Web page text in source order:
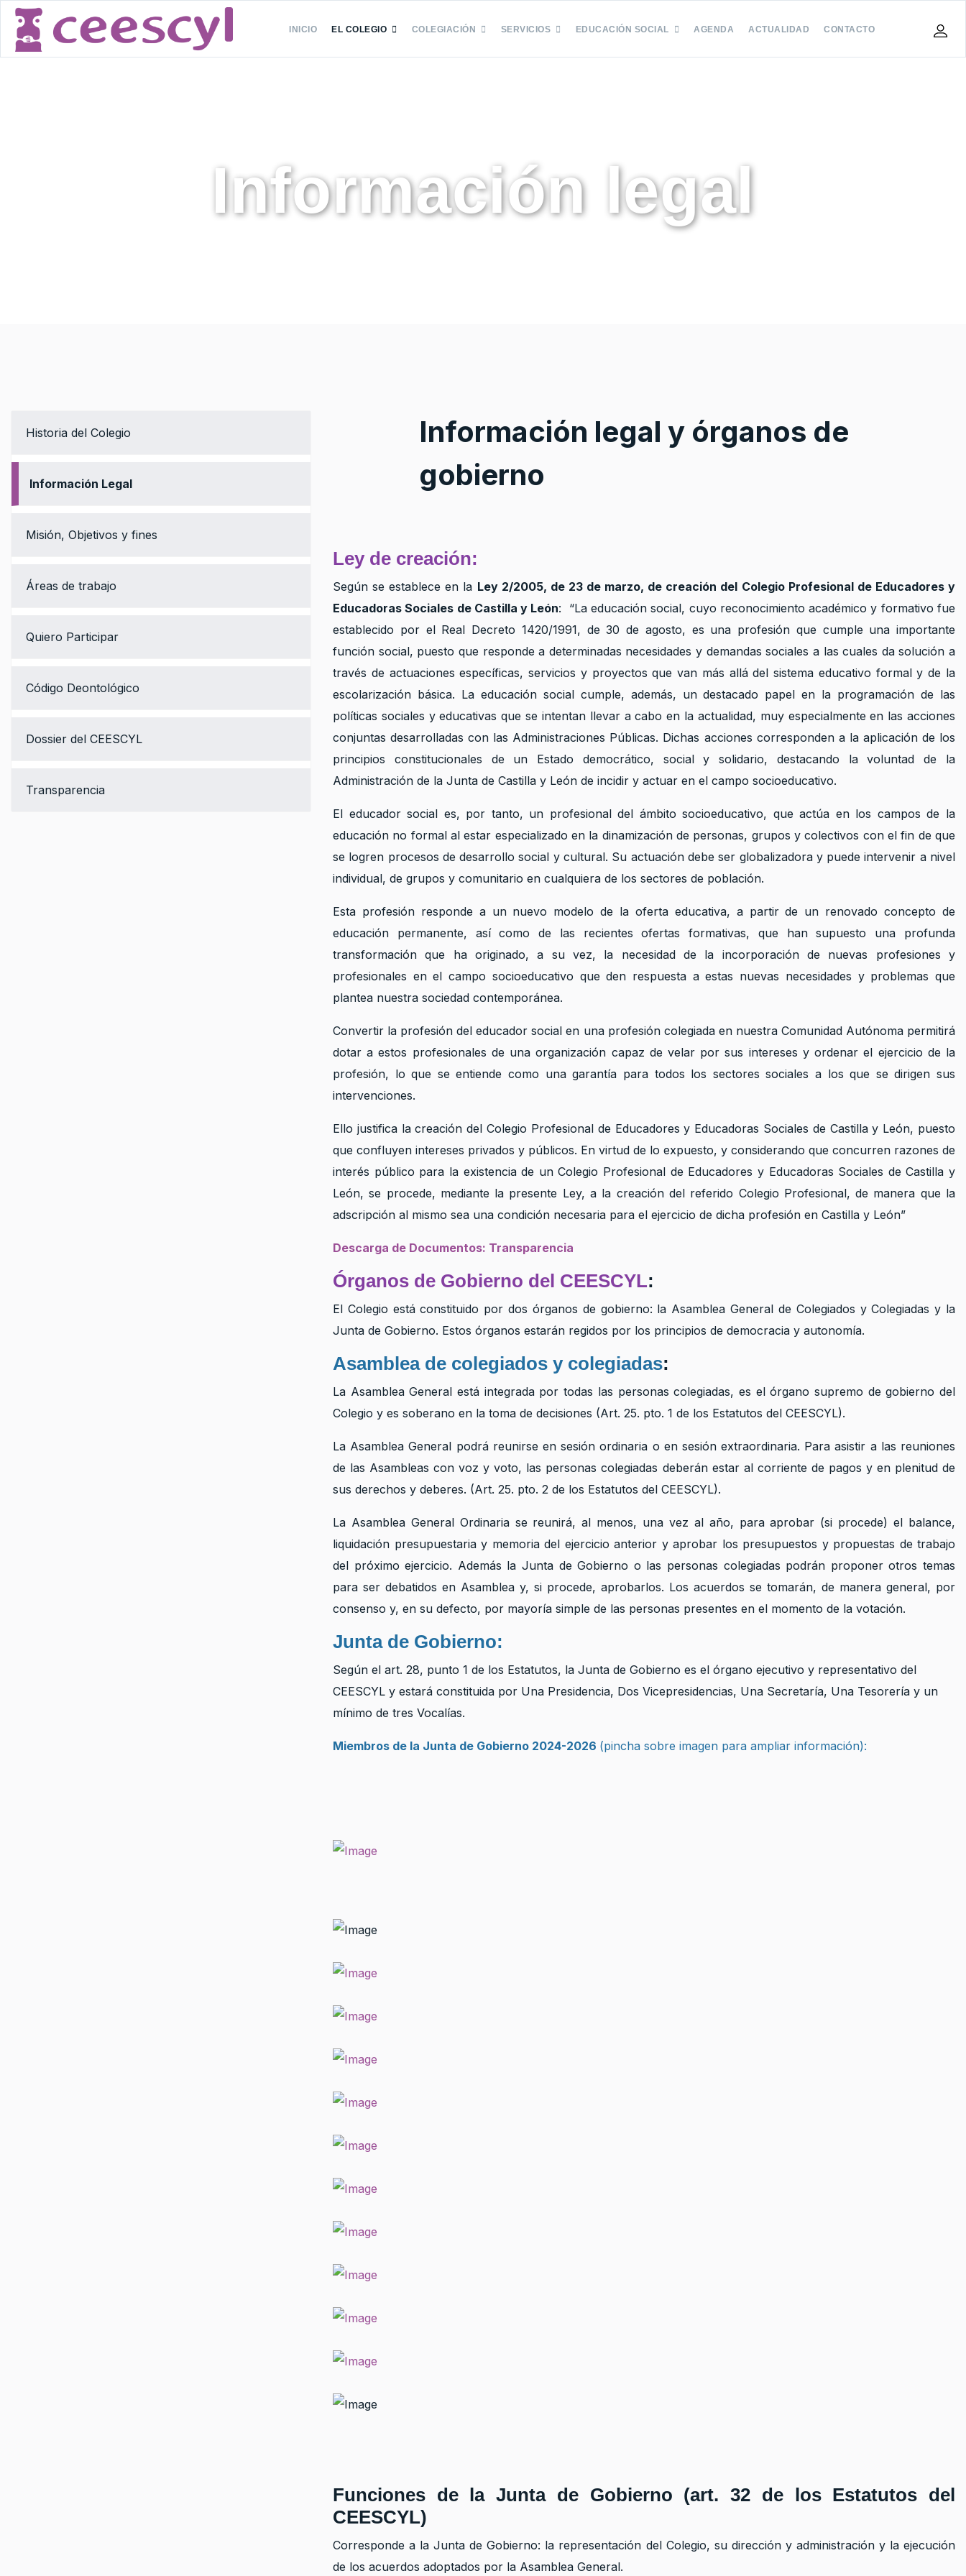
INICIO EL COLEGIO COLEGIACIÓN SERVICIOS EDUCACIÓN SOCIAL AGENDA ACTUALIDAD CONTACTO
Información legal
Historia del Colegio
Información Legal
Misión, Objetivos y fines
Áreas de trabajo
Quiero Participar
Código Deontológico
Dossier del CEESCYL
Transparencia
Información legal y órganos de
gobierno
Ley de creación:
Según se establece en la Ley 2/2005, de 23 de marzo, de creación del Colegio Profesional de Educadores y
Educadoras Sociales de Castilla y León: “La educación social, cuyo reconocimiento académico y formativo fue
establecido por el Real Decreto 1420/1991, de 30 de agosto, es una profesión que cumple una importante
función social, puesto que responde a determinadas necesidades y demandas sociales a las cuales da solución a
través de actuaciones específicas, servicios y proyectos que van más allá del sistema educativo formal y de la
escolarización básica. La educación social cumple, además, un destacado papel en la programación de las
políticas sociales y educativas que se intentan llevar a cabo en la actualidad, muy especialmente en las acciones
conjuntas desarrolladas con las Administraciones Públicas. Dichas acciones corresponden a la aplicación de los
principios constitucionales de un Estado democrático, social y solidario, destacando la voluntad de la
Administración de la Junta de Castilla y León de incidir y actuar en el campo socioeducativo.
El educador social es, por tanto, un profesional del ámbito socioeducativo, que actúa en los campos de la
educación no formal al estar especializado en la dinamización de personas, grupos y colectivos con el fin de que
se logren procesos de desarrollo social y cultural. Su actuación debe ser globalizadora y puede intervenir a nivel
individual, de grupos y comunitario en cualquiera de los sectores de población.
Esta profesión responde a un nuevo modelo de la oferta educativa, a partir de un renovado concepto de
educación permanente, así como de las recientes ofertas formativas, que han supuesto una profunda
transformación que ha originado, a su vez, la necesidad de la incorporación de nuevas profesiones y
profesionales en el campo socioeducativo que den respuesta a estas nuevas necesidades y problemas que
plantea nuestra sociedad contemporánea.
Convertir la profesión del educador social en una profesión colegiada en nuestra Comunidad Autónoma permitirá
dotar a estos profesionales de una organización capaz de velar por sus intereses y ordenar el ejercicio de la
profesión, lo que se entiende como una garantía para todos los sectores sociales a los que se dirigen sus
intervenciones.
Ello justifica la creación del Colegio Profesional de Educadores y Educadoras Sociales de Castilla y León, puesto
que confluyen intereses privados y públicos. En virtud de lo expuesto, y considerando que concurren razones de
interés público para la existencia de un Colegio Profesional de Educadores y Educadoras Sociales de Castilla y
León, se procede, mediante la presente Ley, a la creación del referido Colegio Profesional, de manera que la
adscripción al mismo sea una condición necesaria para el ejercicio de dicha profesión en Castilla y León”
Descarga de Documentos: Transparencia
Órganos de Gobierno del CEESCYL:
El Colegio está constituido por dos órganos de gobierno: la Asamblea General de Colegiados y Colegiadas y la
Junta de Gobierno. Estos órganos estarán regidos por los principios de democracia y autonomía.
Asamblea de colegiados y colegiadas:
La Asamblea General está integrada por todas las personas colegiadas, es el órgano supremo de gobierno del
Colegio y es soberano en la toma de decisiones (Art. 25. pto. 1 de los Estatutos del CEESCYL).
La Asamblea General podrá reunirse en sesión ordinaria o en sesión extraordinaria. Para asistir a las reuniones
de las Asambleas con voz y voto, las personas colegiadas deberán estar al corriente de pagos y en plenitud de
sus derechos y deberes. (Art. 25. pto. 2 de los Estatutos del CEESCYL).
La Asamblea General Ordinaria se reunirá, al menos, una vez al año, para aprobar (si procede) el balance,
liquidación presupuestaria y memoria del ejercicio anterior y aprobar los presupuestos y propuestas de trabajo
del próximo ejercicio. Además la Junta de Gobierno o las personas colegiadas podrán proponer otros temas
para ser debatidos en Asamblea y, si procede, aprobarlos. Los acuerdos se tomarán, de manera general, por
consenso y, en su defecto, por mayoría simple de las personas presentes en el momento de la votación.
Junta de Gobierno:
Según el art. 28, punto 1 de los Estatutos, la Junta de Gobierno es el órgano ejecutivo y representativo del
CEESCYL y estará constituida por Una Presidencia, Dos Vicepresidencias, Una Secretaría, Una Tesorería y un
mínimo de tres Vocalías.
Miembros de la Junta de Gobierno 2024-2026 (pincha sobre imagen para ampliar información):
Funciones de la Junta de Gobierno (art. 32 de los Estatutos del
CEESCYL)
Corresponde a la Junta de Gobierno: la representación del Colegio, su dirección y administración y la ejecución
de los acuerdos adoptados por la Asamblea General.